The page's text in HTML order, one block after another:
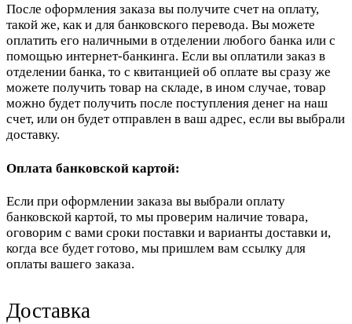
После оформления заказа вы получите счет на оплату,
такой же, как и для банковского перевода. Вы можете
оплатить его наличными в отделении любого банка или с
помощью интернет-банкинга. Если вы оплатили заказ в
отделении банка, то с квитанцией об оплате вы сразу же
можете получить товар на складе, в ином случае, товар
можно будет получить после поступления денег на наш
счет, или он будет отправлен в ваш адрес, если вы выбрали
доставку.
Оплата банковской картой:
Если при оформлении заказа вы выбрали оплату
банковской картой, то мы проверим наличие товара,
оговорим с вами сроки поставки и варианты доставки и,
когда все будет готово, мы пришлем вам ссылку для
оплаты вашего заказа.
Доставка